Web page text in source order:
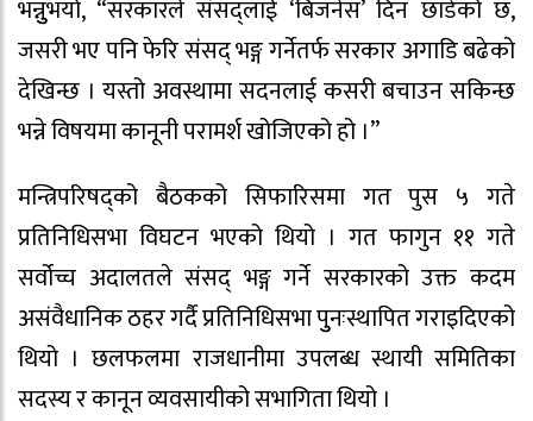
भन्नुुभयो, “सरकारले संसद्लाई ‘बिजनेस’ दिन छाडेको छ,
जसरी भए पनि फेरि संसद् भङ्ग गर्नेतर्फ सरकार अगाडि बढेको
देखिन्छ । यस्तो अवस्थामा सदनलाई कसरी बचाउन सकिन्छ
भन्ने विषयमा कानूनी परामर्श खोजिएको हो ।”
मन्त्रिपरिषद्को बैठकको सिफारिसमा गत पुस ५ गते
प्रतिनिधिसभा विघटन भएको थियो । गत फागुन ११ गते
सर्वोच्च अदालतले संसद् भङ्ग गर्ने सरकारको उक्त कदम
असंवैधानिक ठहर गर्दै प्रतिनिधिसभा पुुनःस्थापित गराइदिएको
थियो । छलफलमा राजधानीमा उपलब्ध स्थायी समितिका
सदस्य र कानून व्यवसायीको सभागिता थियो ।